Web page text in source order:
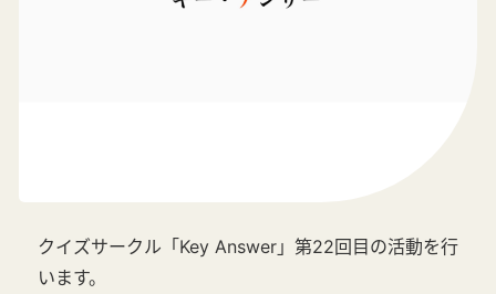
クイズサークル「Key Answer」第22回目の活動を行
います。